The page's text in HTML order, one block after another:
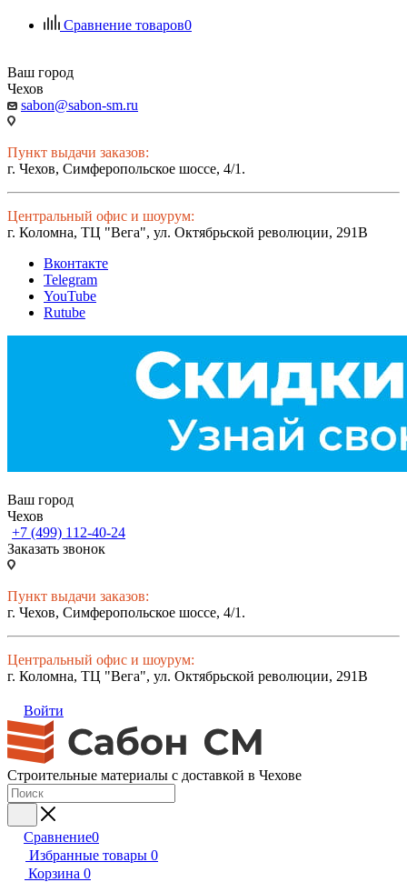
Сравнение товаров0
Ваш город
Чехов
sabon@sabon-sm.ru
Пункт выдачи заказов:
г. Чехов, Симферопольское шоссе, 4/1.
Центральный офис и шоурум:
г. Коломна, ТЦ "Вега", ул. Октябрьской революции, 291В
Вконтакте
Telegram
YouTube
Rutube
Ваш город
Чехов
+7 (499) 112-40-24
Заказать звонок
Пункт выдачи заказов:
г. Чехов, Симферопольское шоссе, 4/1.
Центральный офис и шоурум:
г. Коломна, ТЦ "Вега", ул. Октябрьской революции, 291В
Войти
Строительные материалы с доставкой в Чехове
Сравнение0
Избранные товары 0
Корзина 0